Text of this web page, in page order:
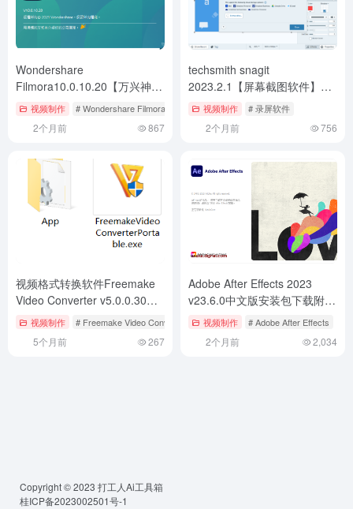
Wondershare
Filmora10.0.10.20【万兴神剪
手】下载与安装教程
视频制作 # Wondershare Filmora
2个月前 867
techsmith snagit
2023.2.1【屏幕截图软件】英
文学习版下载地址与安装图文
视频制作 # 录屏软件
2个月前 756
视频格式转换软件Freemake
Video Converter v5.0.0.30下
载与安装教程
视频制作 # Freemake Video Converter
5个月前 267
Adobe After Effects 2023
v23.6.0中文版安装包下载附
AE2023安装教程
视频制作 # Adobe After Effects
2个月前 2,034
Copyright © 2023 打工人Ai工具箱
桂ICP备2023002501号-1